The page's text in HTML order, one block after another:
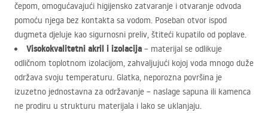
čepom, omogućavajući higijensko zatvaranje i otvaranje odvoda
pomoću njega bez kontakta sa vodom. Poseban otvor ispod
dugmeta djeluje kao sigurnosni preliv, štiteći kupatilo od poplave.
Visokokvalitetni akril i izolacija – materijal se odlikuje
odličnom toplotnom izolacijom, zahvaljujući kojoj voda mnogo duže
održava svoju temperaturu. Glatka, neporozna površina je
izuzetno jednostavna za održavanje – naslage sapuna ili kamenca
ne prodiru u strukturu materijala i lako se uklanjaju.